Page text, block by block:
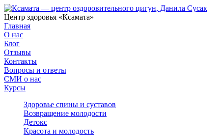
Центр здоровья «Ксамата»
Главная
О нас
Блог
Отзывы
Контакты
Вопросы и ответы
СМИ о нас
Курсы
Здоровье спины и суставов
Возвращение молодости
Детокс
Красота и молодость